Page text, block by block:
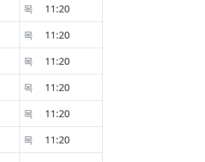
목
11:20
목
11:20
목
11:20
목
11:20
목
11:20
목
11:20